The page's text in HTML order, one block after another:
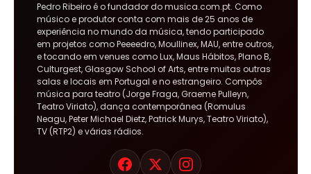
Pedro Ribeiro é o fundador do musica.com.pt. Como
músico e produtor conta com mais de 25 anos de
experiência no mundo da música, tendo participado
em projetos como Peeeedro, Moullinex, MAU, entre outros,
e tocando em venues como Lux, Maus Hábitos, Plano B,
Culturgest, Glasgow School of Arts, entre muitas outras
salas e locais em Portugal e no estrangeiro. Compôs
música para teatro (Jorge Fraga, Graeme Pulleyn,
Teatro Viriato), dança contemporânea (Romulus
Neagu, Peter Michael Dietz, Patrick Murys, Teatro Viriato),
TV (RTP2) e várias rádios.